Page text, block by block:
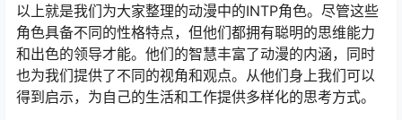
以上就是我们为大家整理的动漫中的INTP角色。尽管这些
角色具备不同的性格特点，但他们都拥有聪明的思维能力
和出色的领导才能。他们的智慧丰富了动漫的内涵，同时
也为我们提供了不同的视角和观点。从他们身上我们可以
得到启示，为自己的生活和工作提供多样化的思考方式。